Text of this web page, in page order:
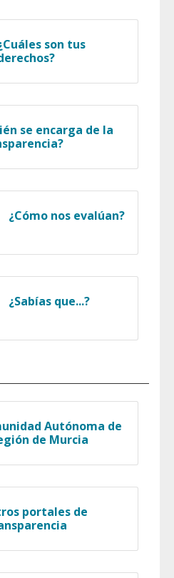
son tus
se encarga de la
¿Cómo nos evalúan?
¿Sabías que...?
Autónoma de
de Murcia
portales de